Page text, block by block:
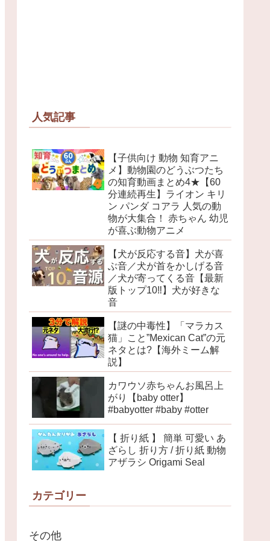
人気記事
【子供向け 動物 知育アニ
メ】動物園のどうぶつたち
の知育動画まとめ4★【60
分連続再生】ライオン キリ
ン パンダ コアラ 人気の動
物が大集合！ 赤ちゃん 幼児
が喜ぶ動物アニメ
【犬が反応する音】犬が喜
ぶ音／犬が首をかしげる音
／犬が寄ってくる音【最新
版トップ10‼︎】犬が好きな
音
【謎の中毒性】「マラカス
猫」こと”Mexican Cat”の元
ネタとは?【海外ミーム解
説】
カワウソ赤ちゃんお風呂上
がり【baby otter】
#babyotter #baby #otter
【 折り紙 】 簡単 可愛い あ
ざらし 折り方 / 折り紙 動物
アザラシ Origami Seal
カテゴリー
その他